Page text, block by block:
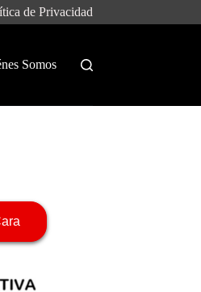
de Privacidad
Somos